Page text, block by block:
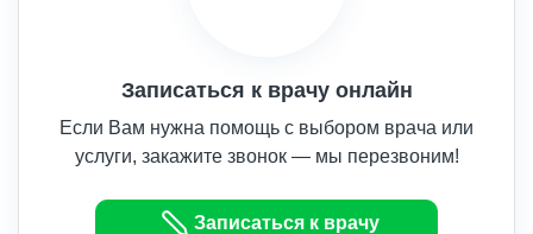
Записаться к врачу онлайн
Если Вам нужна помощь с выбором врача или
услуги, закажите звонок — мы перезвоним!
Записаться к врачу